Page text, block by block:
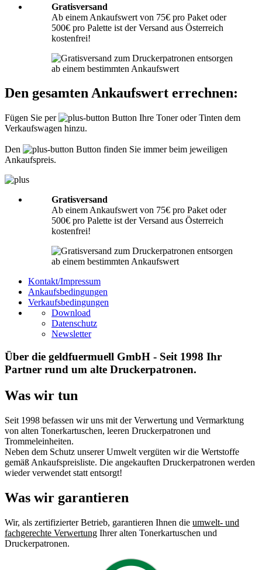
sich um hochempfindliche Konstruktionen. Daher ist es wichtig, dass Sie für
eine sichere Transportverpackung sorgen. Die Verpackung muss den Inhalt
der Sendung gegen Beanspruchungen, denen sie normalerweise während des
Versandes ausgesetzt ist (z.B. durch Druck, Stoß, Fall oder Vibration) sicher
Informationen hierzu finden Sie unter Richtig packen.
Bitte legen Sie Ihrer Lieferung immer den
Angaben bei: Firmenname, Ansprechpartner, Adresse, Telefon- und
Faxnummer, Email-Adresse und Steuernummer. Falls Sie als Privatperson
senden, benötigen wir nur Ihren Namen, Adresse, Telefonnummer und
Tinten ist nicht erforderlich.
Gratisversand
Ab einem Ankaufswert von 75€ pro Paket oder
500€ pro Palette ist der Versand aus Österreich
kostenfrei!
Den gesamten Ankaufswert errechnen:
Fügen Sie per
Button Ihre Toner oder Tinten dem
Verkaufswagen hinzu.
Den
Button finden Sie immer beim jeweiligen
Ankaufspreis.
Gratisversand
Ab einem Ankaufswert von 75€ pro Paket oder
500€ pro Palette ist der Versand aus Österreich
kostenfrei!
Kontakt/Impressum
Ankaufsbedingungen
Verkaufsbedingungen
Download
Datenschutz
Newsletter
Über die geldfuermuell GmbH - Seit 1998 Ihr
Partner rund um alte Druckerpatronen.
Was wir tun
Seit 1998 befassen wir uns mit der Verwertung und Vermarktung
von alten Tonerkartuschen, leeren Druckerpatronen und
Trommeleinheiten.
Neben dem Schutz unserer Umwelt vergüten wir die Wertstoffe
gemäß Ankaufspreisliste. Die angekauften Druckerpatronen werden
wieder verwendet statt entsorgt!
Was wir garantieren
Wir, als zertifizierter Betrieb, garantieren Ihnen die umwelt- und
fachgerechte Verwertung Ihrer alten Tonerkartuschen und
Druckerpatronen.